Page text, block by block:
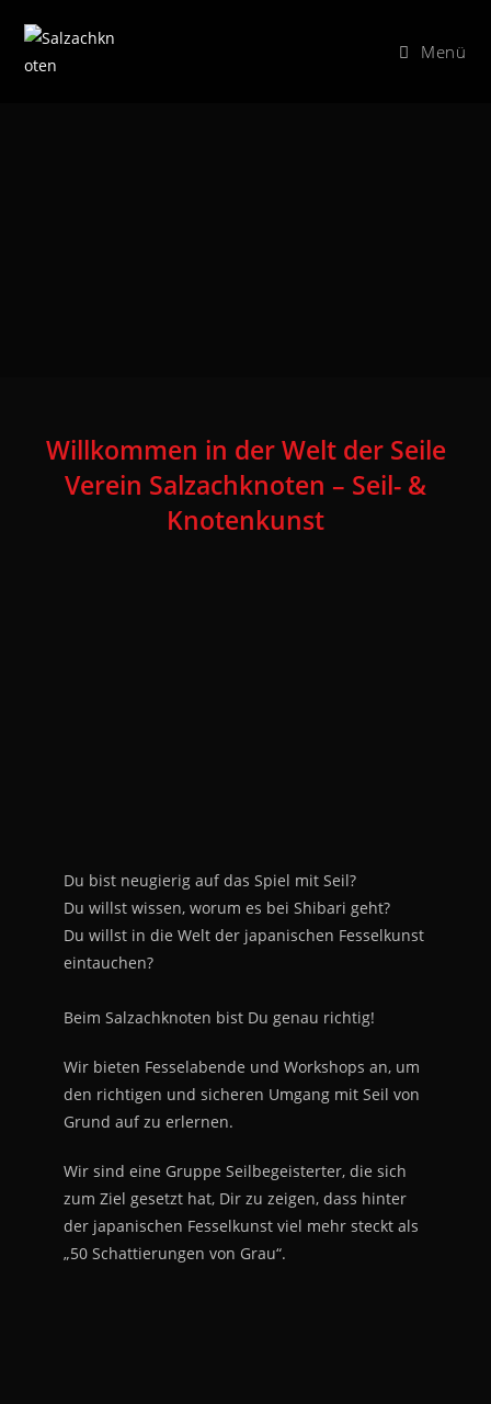
Inhalt
springen
Menü
Willkommen in der Welt der Seile
Verein Salzachknoten – Seil- &
Knotenkunst
Du bist neugierig auf das Spiel mit Seil?
Du willst wissen, worum es bei Shibari geht?
Du willst in die Welt der japanischen Fesselkunst
eintauchen?
Beim Salzachknoten bist Du genau richtig!
Wir bieten Fesselabende und Workshops an, um
den richtigen und sicheren Umgang mit Seil von
Grund auf zu erlernen.
Wir sind eine Gruppe Seilbegeisterter, die sich
zum Ziel gesetzt hat, Dir zu zeigen, dass hinter
der japanischen Fesselkunst viel mehr steckt als
„50 Schattierungen von Grau“.